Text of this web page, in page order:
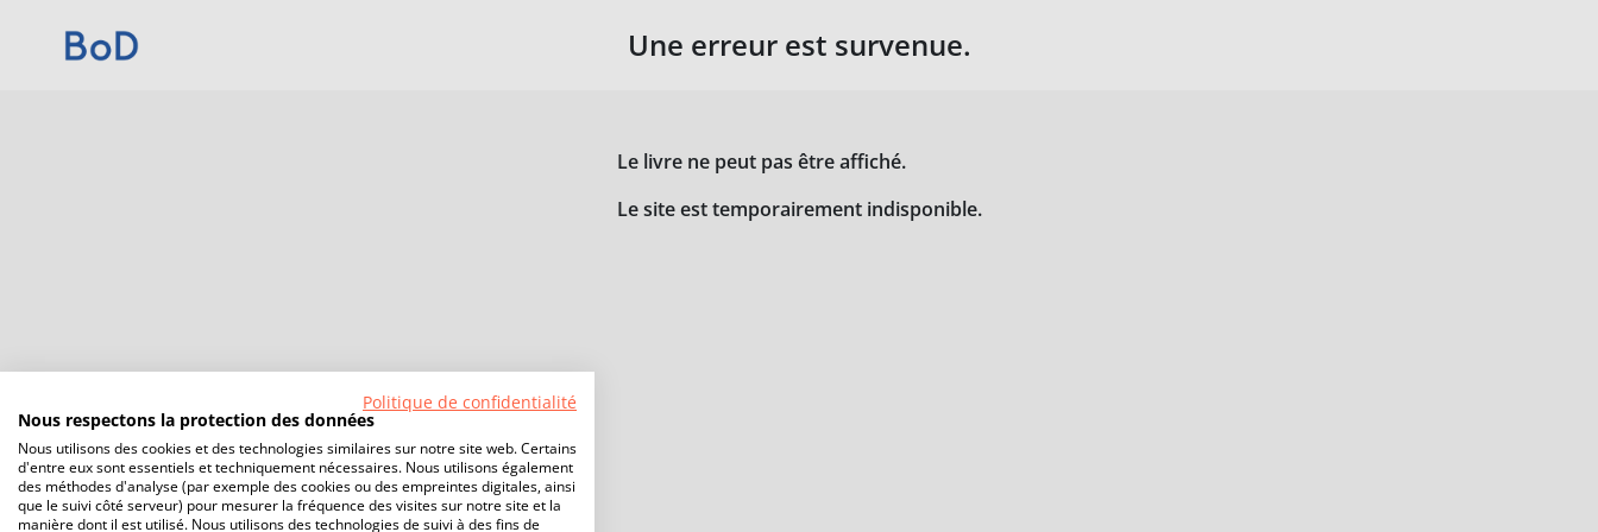
Une erreur est survenue.
Le livre ne peut pas être affiché.
Le site est temporairement indisponible.
Politique de confidentialité
Nous respectons la protection des données
Nous utilisons des cookies et des technologies similaires sur notre site web. Certains
d'entre eux sont essentiels et techniquement nécessaires. Nous utilisons également
des méthodes d'analyse (par exemple des cookies ou des empreintes digitales, ainsi
que le suivi côté serveur) pour mesurer la fréquence des visites sur notre site et la
manière dont il est utilisé. Nous utilisons des technologies de suivi à des fins de